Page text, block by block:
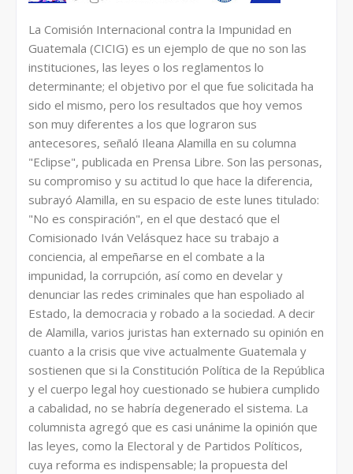
La Comisión Internacional contra la Impunidad en
Guatemala (CICIG) es un ejemplo de que no son las
instituciones, las leyes o los reglamentos lo
determinante; el objetivo por el que fue solicitada ha
sido el mismo, pero los resultados que hoy vemos
son muy diferentes a los que lograron sus
antecesores, señaló Ileana Alamilla en su columna
"Eclipse", publicada en Prensa Libre. Son las personas,
su compromiso y su actitud lo que hace la diferencia,
subrayó Alamilla, en su espacio de este lunes titulado:
"No es conspiración", en el que destacó que el
Comisionado Iván Velásquez hace su trabajo a
conciencia, al empeñarse en el combate a la
impunidad, la corrupción, así como en develar y
denunciar las redes criminales que han espoliado al
Estado, la democracia y robado a la sociedad. A decir
de Alamilla, varios juristas han externado su opinión en
cuanto a la crisis que vive actualmente Guatemala y
sostienen que si la Constitución Política de la República
y el cuerpo legal hoy cuestionado se hubiera cumplido
a cabalidad, no se habría degenerado el sistema. La
columnista agregó que es casi unánime la opinión que
las leyes, como la Electoral y de Partidos Políticos,
cuya reforma es indispensable; la propuesta del